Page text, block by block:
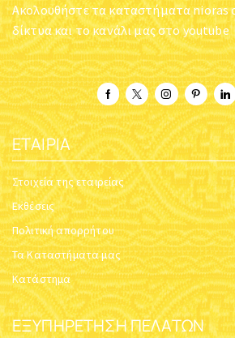
Ακολουθήστε τα καταστήματα nioras
δίκτυα και το κανάλι μας στο youtube
ΕΤΑΙΡΊΑ
Στοιχεία της εταιρείας
Εκθέσεις
Πολιτική απορρήτου
Τα Καταστήματα μας
Κατάστημα
ΕΞΥΠΗΡΈΤΗΣΗ ΠΕΛΑΤΏΝ